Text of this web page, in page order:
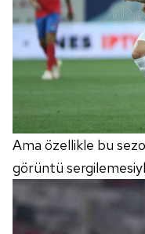
Ama özellikle bu
görüntü